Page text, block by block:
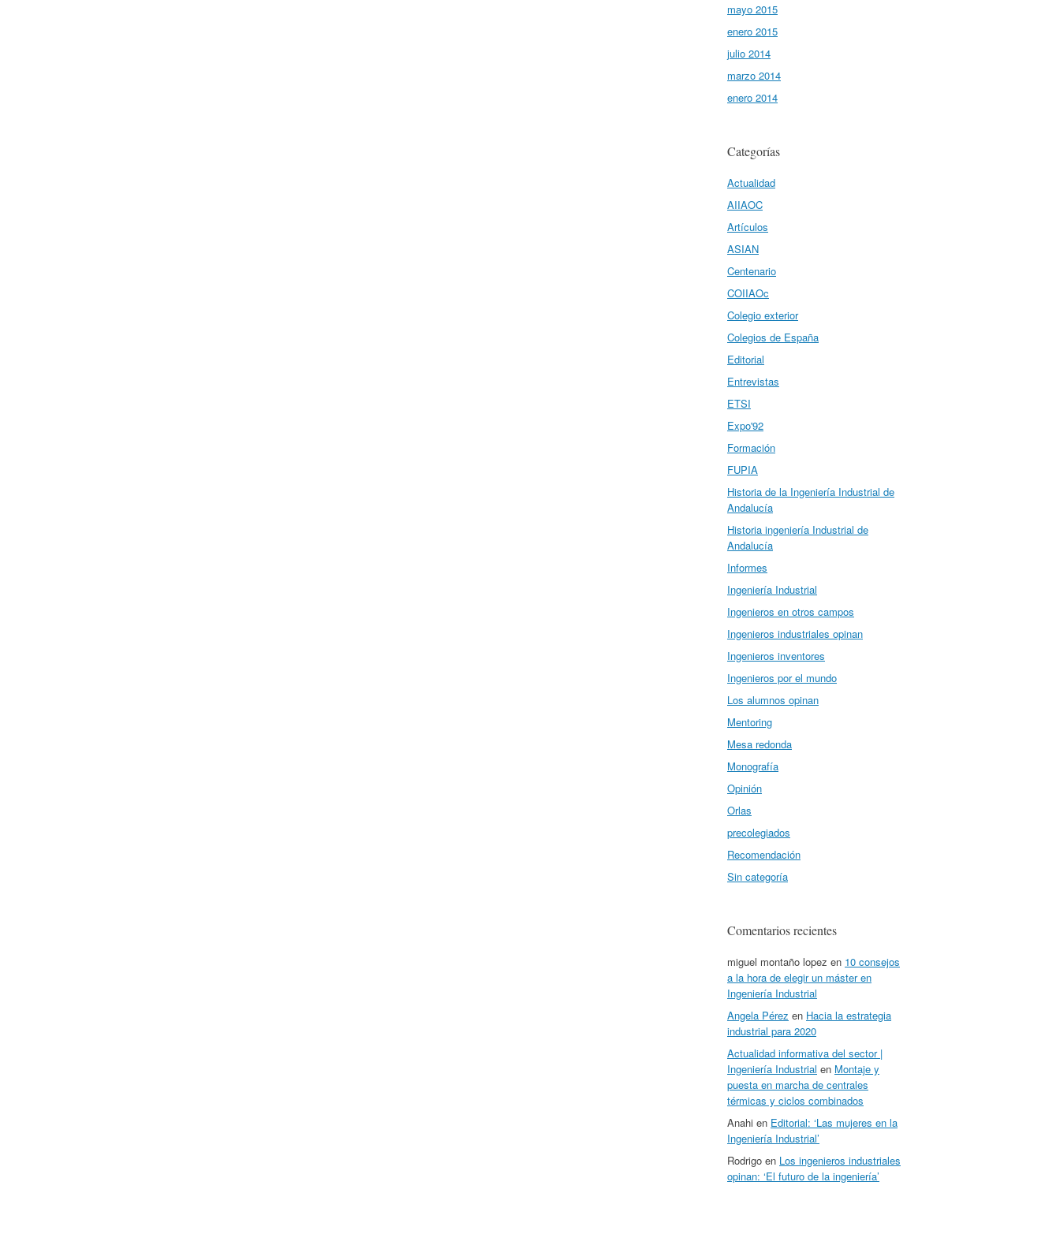
mayo 2015
enero 2015
julio 2014
marzo 2014
enero 2014
Categorías
Actualidad
AIIAOC
Artículos
ASIAN
Centenario
COIIAOc
Colegio exterior
Colegios de España
Editorial
Entrevistas
ETSI
Expo'92
Formación
FUPIA
Historia de la Ingeniería Industrial de
Andalucía
Historia ingeniería Industrial de
Andalucía
Informes
Ingeniería Industrial
Ingenieros en otros campos
Ingenieros industriales opinan
Ingenieros inventores
Ingenieros por el mundo
Los alumnos opinan
Mentoring
Mesa redonda
Monografía
Opinión
Orlas
precolegiados
Recomendación
Sin categoría
Comentarios recientes
miguel montaño lopez en 10 consejos
a la hora de elegir un máster en
Ingeniería Industrial
Angela Pérez en Hacia la estrategia
industrial para 2020
Actualidad informativa del sector |
Ingeniería Industrial en Montaje y
puesta en marcha de centrales
térmicas y ciclos combinados
Anahi en Editorial: ‘Las mujeres en la
Ingeniería Industrial’
Rodrigo en Los ingenieros industriales
opinan: ‘El futuro de la ingeniería’